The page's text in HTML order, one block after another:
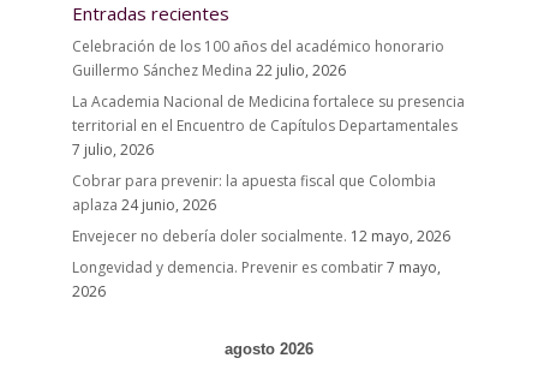
Entradas recientes
Celebración de los 100 años del académico honorario
Guillermo Sánchez Medina 22 julio, 2026
La Academia Nacional de Medicina fortalece su presencia
territorial en el Encuentro de Capítulos Departamentales
7 julio, 2026
Cobrar para prevenir: la apuesta fiscal que Colombia
aplaza 24 junio, 2026
Envejecer no debería doler socialmente. 12 mayo, 2026
Longevidad y demencia. Prevenir es combatir7 mayo,
2026
agosto 2026